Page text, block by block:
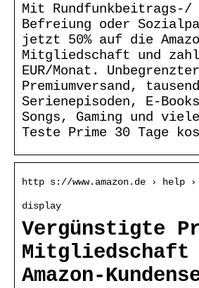
Mit Rundfunkbeitrags-/
Befreiung oder
jetzt 50% auf die
Mitgliedschaft und
EUR/Monat. Unbegrenzter
Premiumversand,
Serienepisoden, E-
Songs, Gaming und
Teste Prime 30 Tage
http s://www.amazon.de › help ›
display
Vergünstigte
Mitgliedschaft
Amazon-